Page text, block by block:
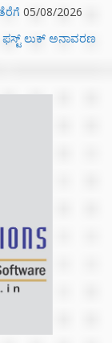
05/08/2026
ಲುಕ್ ಅನಾವರಣ